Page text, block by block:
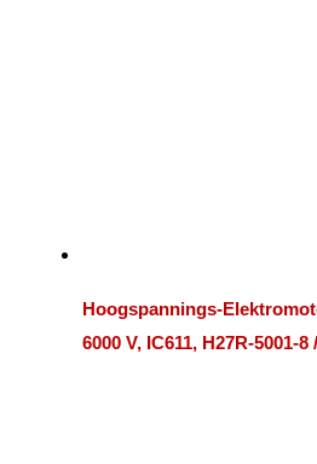
Hoogspannings-
6000 V, IC611, H27R-5001-